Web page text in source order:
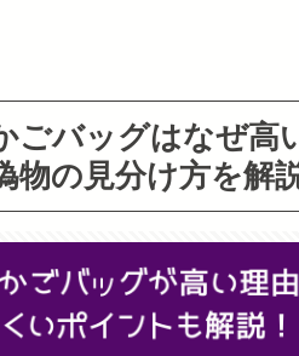
ごバッグはなぜ高
物の見分け方を解